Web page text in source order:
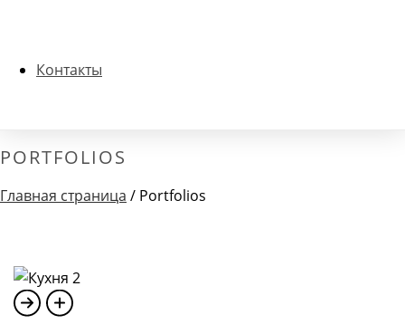
Контакты
PORTFOLIOS
Главная страница / Portfolios